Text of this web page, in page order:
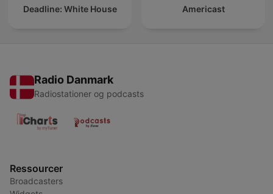
Deadline: White House Americast
Radio Danmark
Radiostationer og podcasts
Ressourcer
Broadcasters